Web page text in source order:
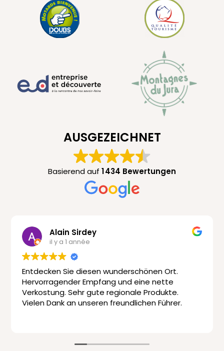
AUSGEZEICHNET
Basierend auf 1 434 Bewertungen
Alain Sirdey
il y a 1 année
Entdecken Sie diesen wunderschönen Ort.
Hervorragender Empfang und eine nette
Verkostung. Sehr gute regionale Produkte.
Vielen Dank an unseren freundlichen Führer.